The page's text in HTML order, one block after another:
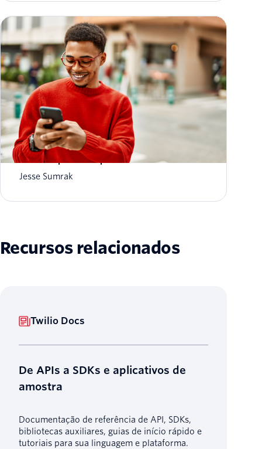
Mais de 19 dicas para que seus e-mails não
caiam na pasta de spam em 2026
Jesse Sumrak
Recursos relacionados
Twilio Docs
De APIs a SDKs e aplicativos de
amostra
Documentação de referência de API, SDKs,
bibliotecas auxiliares, guias de início rápido e
tutoriais para sua linguagem e plataforma.